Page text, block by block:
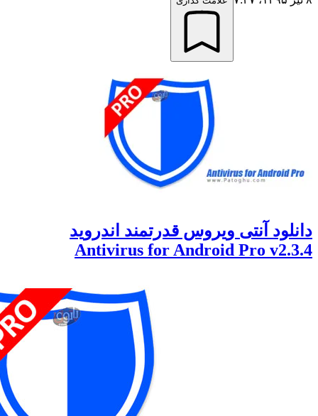
آنتی ویروس قدرتمند اندروید
Antivirus for Android Pro